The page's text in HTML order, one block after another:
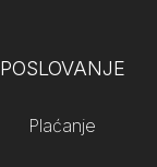
POSLOVANJE
Plaćanje